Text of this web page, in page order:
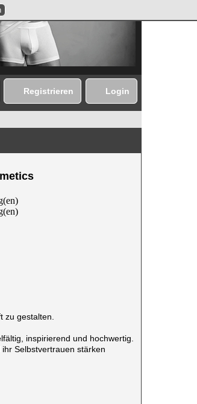
Registrieren Login
zu gestalten.
inspirierend und hochwertig.
Selbstvertrauen stärken